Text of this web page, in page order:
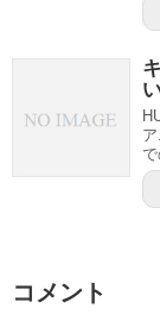
コメント